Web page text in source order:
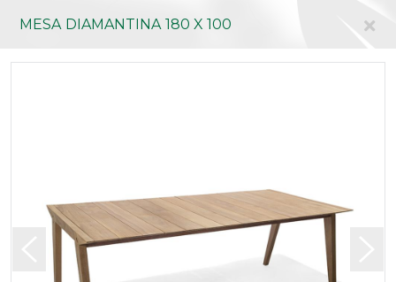
MESA DIAMANTINA 180 X 100